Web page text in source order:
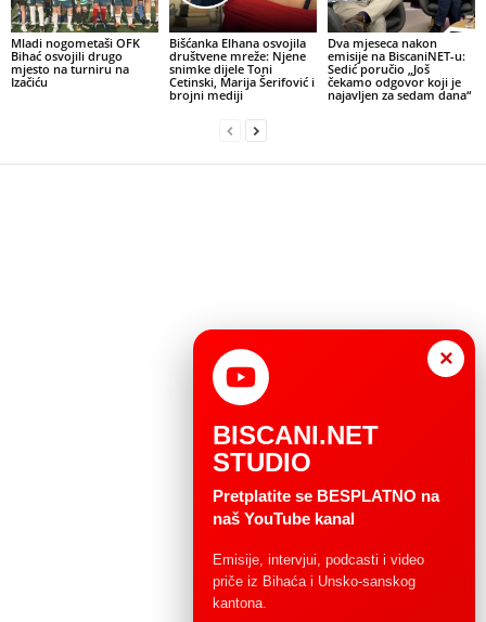
Mladi nogometaši OFK
Bihać osvojili drugo
mjesto na turniru na
Izačiću
Bišćanka Elhana osvojila
društvene mreže: Njene
snimke dijele Toni
Cetinski, Marija Šerifović i
brojni mediji
Dva mjeseca nakon
emisije na BiscaniNET-u:
Sedić poručio „Još
čekamo odgovor koji je
najavljen za sedam dana“
×
BISCANI.NET
STUDIO
Pretplatite se BESPLATNO na
naš YouTube kanal
Emisije, intervjui, podcasti i video
priče iz Bihaća i Unsko-sanskog
kantona.